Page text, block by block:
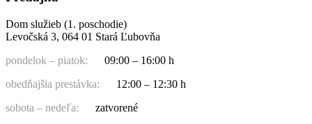
Dom služieb (1. poschodie)
Levočská 3, 064 01 Stará Ľubovňa
pondelok – piatok:
09:00 – 16:00 h
obedňajšia prestávka:
12:00 – 12:30 h
sobota – nedeľa:
zatvorené